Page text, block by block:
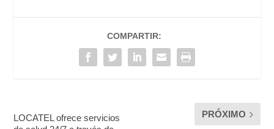
COMPARTIR:
LOCATEL ofrece servicios
PRÓXIMO